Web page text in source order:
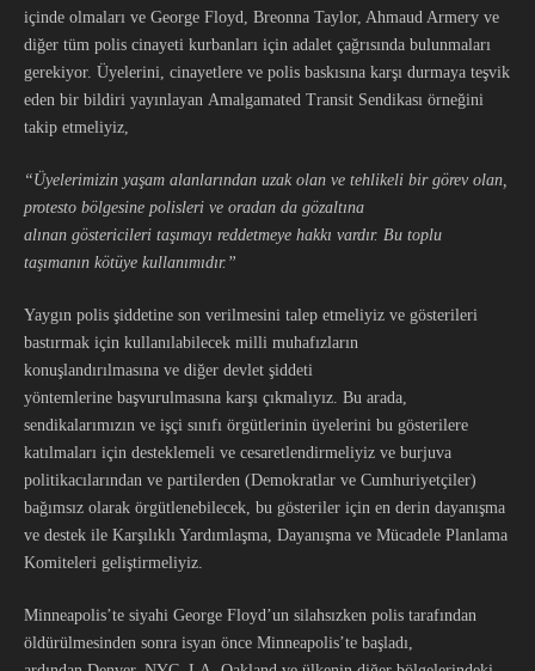
içinde olmaları ve George Floyd, Breonna Taylor, Ahmaud Armery ve
diğer tüm polis cinayeti kurbanları için adalet çağrısında bulunmaları
gerekiyor. Üyelerini, cinayetlere ve polis baskısına karşı durmaya teşvik
eden bir bildiri yayınlayan Amalgamated Transit Sendikası örneğini
takip etmeliyiz,
“Üyelerimizin yaşam alanlarından uzak olan ve tehlikeli bir görev olan,
protesto bölgesine polisleri ve oradan da gözaltına
alınan göstericileri taşımayı reddetmeye hakkı vardır. Bu toplu
taşımanın kötüye kullanımıdır.”
Yaygın polis şiddetine son verilmesini talep etmeliyiz ve gösterileri
bastırmak için kullanılabilecek milli muhafızların
konuşlandırılmasına ve diğer devlet şiddeti
yöntemlerine başvurulmasına karşı çıkmalıyız. Bu arada,
sendikalarımızın ve işçi sınıfı örgütlerinin üyelerini bu gösterilere
katılmaları için desteklemeli ve cesaretlendirmeliyiz ve burjuva
politikacılarından ve partilerden (Demokratlar ve Cumhuriyetçiler)
bağımsız olarak örgütlenebilecek, bu gösteriler için en derin dayanışma
ve destek ile Karşılıklı Yardımlaşma, Dayanışma ve Mücadele Planlama
Komiteleri geliştirmeliyiz.
Minneapolis’te siyahi George Floyd’un silahsızken polis tarafından
öldürülmesinden sonra isyan önce Minneapolis’te başladı,